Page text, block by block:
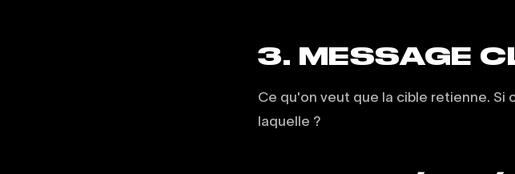
3. MESSAGE
Ce qu'on veut que la cible retienne. Si
laquelle ?